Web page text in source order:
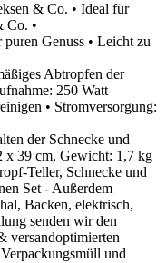
& Co. • Ideal für
Co. •
Genuss • Leicht zu
Abtropfen der
250 Watt
• Stromversorgung:
der Schnecke und
39 cm, Gewicht: 1,7 kg
Teller, Schnecke und
Set - Außerdem
Backen, elektrisch,
senden wir den
versandoptimierten
und